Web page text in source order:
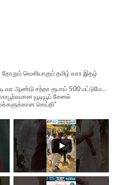
வெளியாகும் தமிழ் வார இதழ்
ஆண்டு சந்தா ரூபாய் 500 மட்டுமே...
யூடியூப் சேனல்
செய்தி"